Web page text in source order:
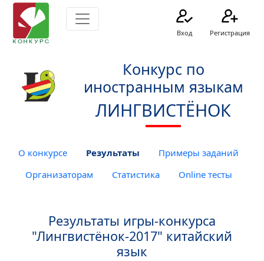
Вход Регистрация
Конкурс по
иностранным языкам
ЛИНГВИСТЁНОК
О конкурсе Результаты
Примеры заданий
Организаторам
Статистика Online тесты
Результаты игры-конкурса
"Лингвистёнок-2017" китайский
язык